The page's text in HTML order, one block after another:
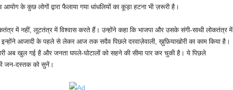
आयोग के कुछ लोगों द्वारा फैलाया गया धांधलियों का कूड़ा हटना भी ज़रूरी है।
में नहीं, लूटतंत्र में विश्वास करते हैं। उन्होंने कहा कि भाजपा और उसके संगी-साथी लोकतंत्र में
आजादी के पहले से लेकर आज तक सदैव पिछले दरवाज़ेवाली, ख़ुफ़ियाखोरी का काम किया है।
अब खुल गई है और जनता घपले-घोटालों को सहने की सीमा पार कर चुकी है। ये पिछले
जन-दस्तक को सुनें।